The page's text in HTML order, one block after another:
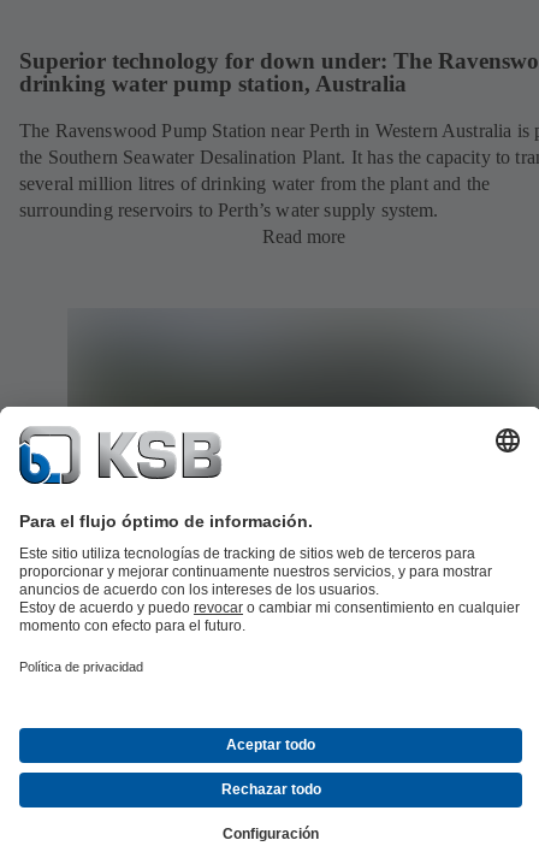
Superior technology for down under: The
drinking water pump station, Australia
The Ravenswood Pump Station near Perth in Western Australia is
the Southern Seawater Desalination Plant. It has the capacity to
several million litres of drinking water from the plant and the
surrounding reservoirs to Perth’s water supply system.
Read more
The Mambu Branco System
Strong KSB support for the expansion of the integrated water
Read more